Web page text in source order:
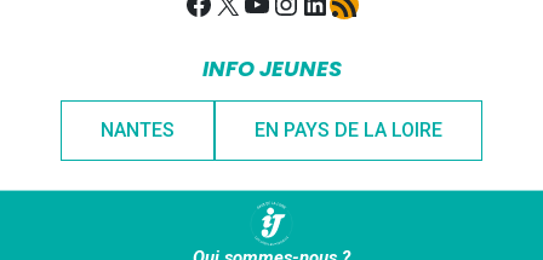
INFO JEUNES
NANTES EN PAYS DE LA LOIRE